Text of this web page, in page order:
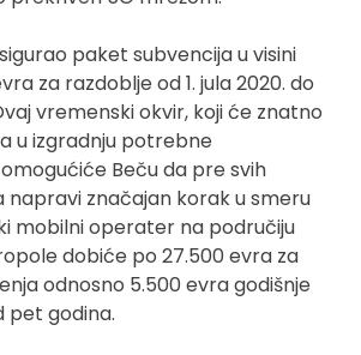
paket subvencija u visini
za razdoblje od 1. jula 2020. do
vremenski okvir, koji će znatno
u izgradnju potrebne
Beču da pre svih
napravi značajan korak u smeru
mobilni operater na područiju
dobiće po 27.500 evra za
odnosno 5.500 evra godišnje
pet godina.